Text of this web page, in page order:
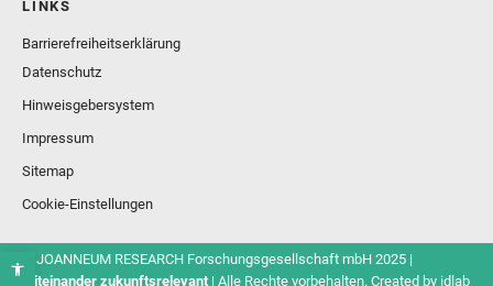
LINKS
Barrierefreiheitserklärung
Datenschutz
Hinweisgebersystem
Impressum
Sitemap
Cookie-Einstellungen
© JOANNEUM RESEARCH Forschungsgesellschaft mbH 2025 |
Miteinander zukunftsrelevant| Alle Rechte vorbehalten. Created by idlab